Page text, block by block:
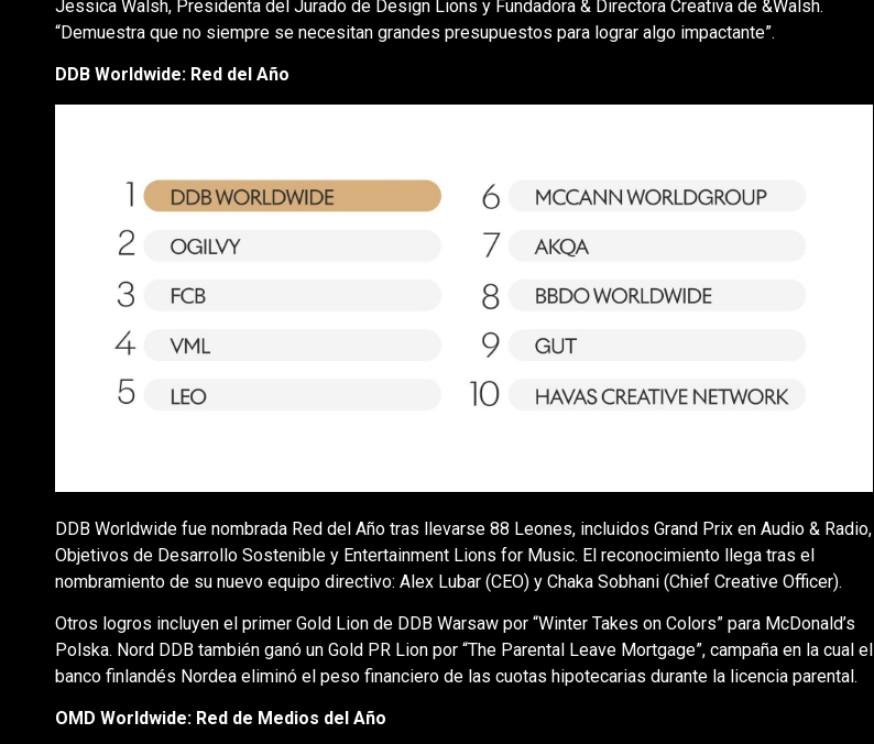
Jessica Walsh, Presidenta del Jurado de Design Lions y Fundadora & Directora Creativa de &Walsh.
“Demuestra que no siempre se necesitan grandes presupuestos para lograr algo impactante”.
DDB Worldwide: Red del Año
DDB Worldwide fue nombrada Red del Año tras llevarse 88 Leones, incluidos Grand Prix en Audio & Radio,
Objetivos de Desarrollo Sostenible y Entertainment Lions for Music. El reconocimiento llega tras el
nombramiento de su nuevo equipo directivo: Alex Lubar (CEO) y Chaka Sobhani (Chief Creative Officer).
Otros logros incluyen el primer Gold Lion de DDB Warsaw por “Winter Takes on Colors” para McDonald’s
Polska. Nord DDB también ganó un Gold PR Lion por “The Parental Leave Mortgage”, campaña en la cual el
banco finlandés Nordea eliminó el peso financiero de las cuotas hipotecarias durante la licencia parental.
OMD Worldwide: Red de Medios del Año